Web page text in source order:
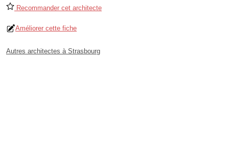
Recommander cet architecte
Améliorer cette fiche
Autres architectes à Strasbourg